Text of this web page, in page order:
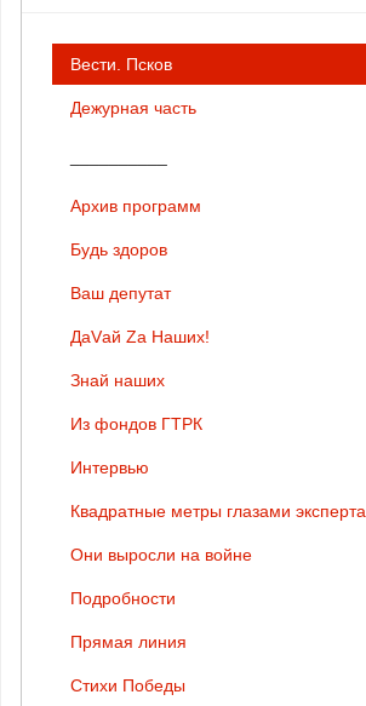
Вести. Псков
Дежурная часть
Архив программ
Будь здоров
Ваш депутат
ДаVай Zа Наших!
Знай наших
Из фондов ГТРК
Интервью
Квадратные метры глазами эксперта
Они выросли на войне
Подробности
Прямая линия
Стихи Победы